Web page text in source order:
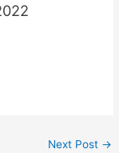
Next Post →